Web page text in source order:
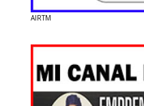
AIRTM